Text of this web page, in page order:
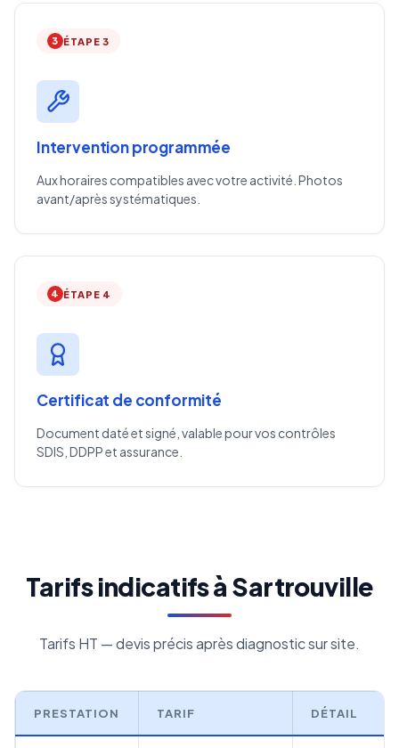
3 ÉTAPE 3
Intervention programmée
Aux horaires compatibles avec votre activité. Photos
avant/après systématiques.
4 ÉTAPE 4
Certificat de conformité
Document daté et signé, valable pour vos contrôles
SDIS, DDPP et assurance.
Tarifs indicatifs à Sartrouville
Tarifs HT — devis précis après diagnostic sur site.
PRESTATION TARIF DÉTAIL